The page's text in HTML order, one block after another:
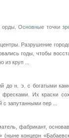
орды. Основные точки
Разрушение
годы, чтобы
из круп ...
до н. э. с богатыми
Их краски
запутанными пер ...
фабрикант,
(ныне концерн